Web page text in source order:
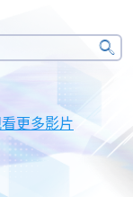
搜
更多影片